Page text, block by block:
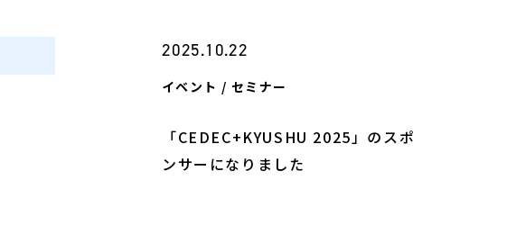
2025.10.22
イベント / セミナー
「CEDEC+KYUSHU 2025」のスポ
ンサーになりました